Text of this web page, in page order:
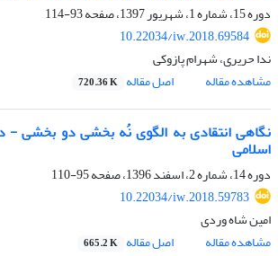
دوره 15، شماره 1، شهریور 1397، صفحه
93-114
10.22034/iw.2018.69584
ندا حریری، شهرام پازوکی
مشاهده مقاله
اصل مقاله 720.36 K
نگاهی انتقادی به الگوی نُه بخشی دو بخشی -
اسلامی
دوره 14، شماره 2، اسفند 1396، صفحه
95-110
10.22034/iw.2018.59783
امین شاه وردی
مشاهده مقاله
اصل مقاله 665.2 K